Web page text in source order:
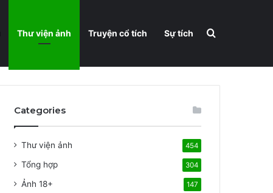
Thư viện ảnh Truyện cổ tích Sự tích Search for
Categories
Thư viện ảnh 454
Tổng hợp 304
Ảnh 18+ 147